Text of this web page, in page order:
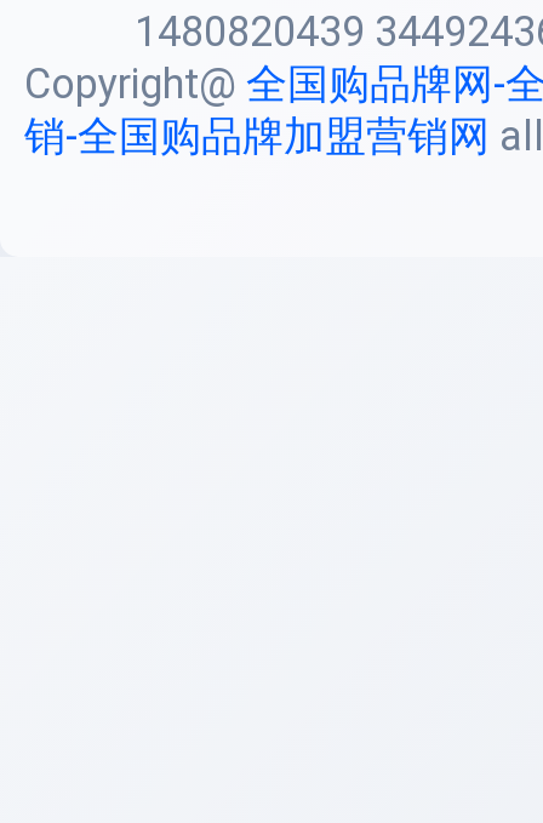
1480820439
Copyright@ 全国购品牌网-
销-全国购品牌加盟营销网